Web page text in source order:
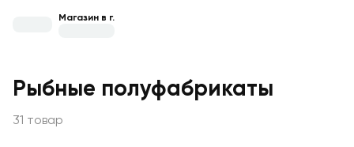
Магазин в г.
Рыбные полуфабрикаты
31 товар